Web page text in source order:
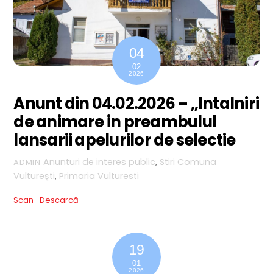
04
02
2026
Anunt din 04.02.2026 – „Intalniri
de animare in preambulul
lansarii apelurilor de selectie
ADMIN Anunturi de interes public, Stiri Comuna
Vultureşti, Primaria Vulturesti
Scan Descarcă
19
01
2026